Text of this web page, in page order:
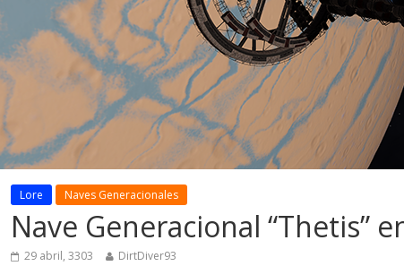
Lore Naves Generacionales
Nave Generacional “Thetis”
29 abril, 3303 DirtDiver93
Desarrollo Noticias
Galnet ESP Noticias